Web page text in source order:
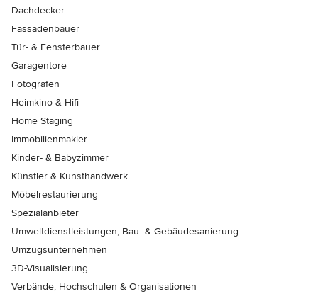
Dachdecker
Fassadenbauer
Tür- & Fensterbauer
Garagentore
Fotografen
Heimkino & Hifi
Home Staging
Immobilienmakler
Kinder- & Babyzimmer
Künstler & Kunsthandwerk
Möbelrestaurierung
Spezialanbieter
Umweltdienstleistungen, Bau- & Gebäudesanierung
Umzugsunternehmen
3D-Visualisierung
Verbände, Hochschulen & Organisationen